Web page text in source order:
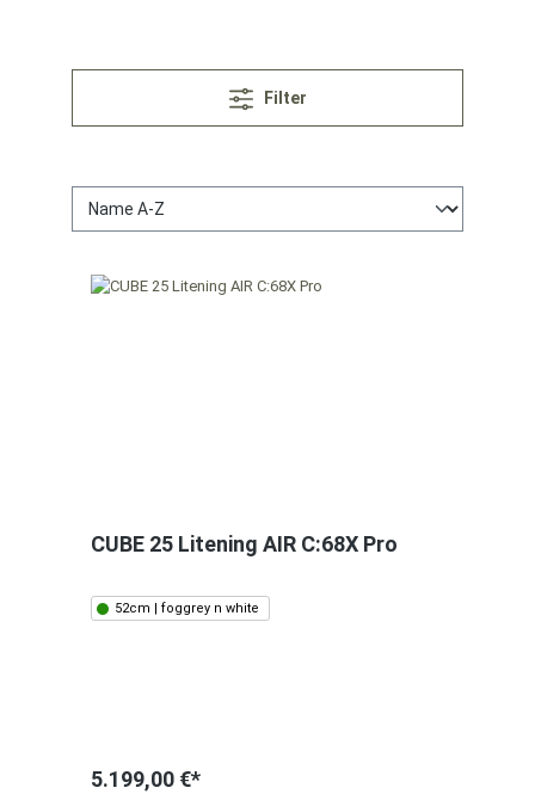
Filter
CUBE 25 Litening AIR C:68X Pro
52cm | foggrey n white
5.199,00 €*